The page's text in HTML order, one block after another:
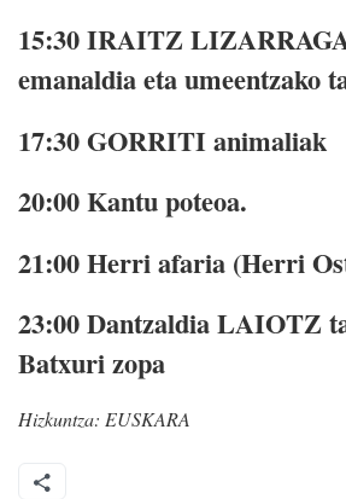
15:30IRAITZ
emanaldia eta umeentzako
17:30GORRITI animaliak
20:00Kantu poteoa.
21:00Herri afaria (Herri
23:00Dantzaldia LAIOTZ
Batxuri zopa
Hizkuntza: EUSKARA